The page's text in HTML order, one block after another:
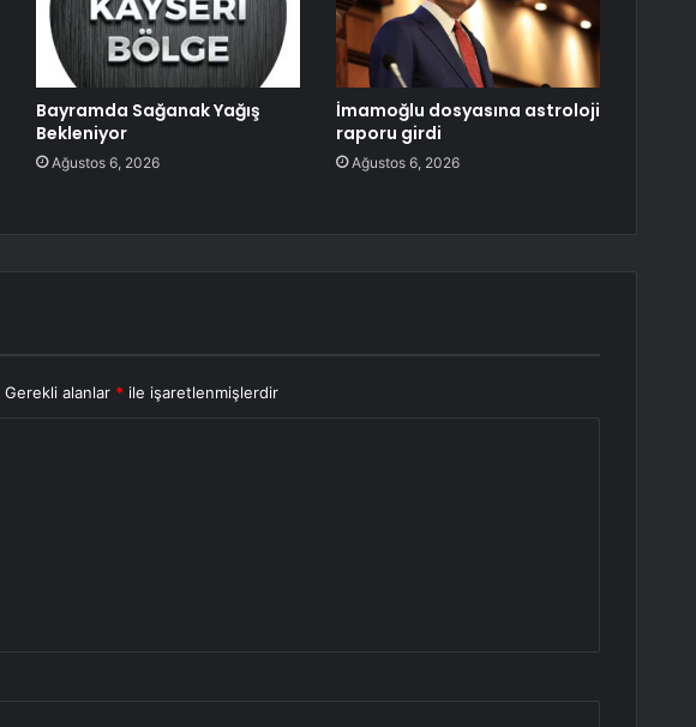
Bayramda Sağanak Yağış
Bekleniyor
Ağustos 6, 2026
İmamoğlu dosyasına astroloji
raporu girdi
Ağustos 6, 2026
Gerekli alanlar * ile işaretlenmişlerdir